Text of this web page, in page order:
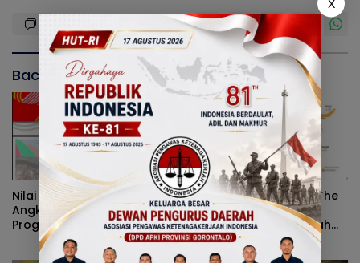
Baca Juga
Nilai Tukar Petani Naik,
Angka Kemiskinan Turun,
Program Gusnar-Idah
Jadi Penggerak Ekonomi
Dan Dinikmati Masyarakat
Peran Pemerintah On The
Track, Pertumbuhan
Ekonomi Stabil Ditengah
Efisiensi Anggaran
X